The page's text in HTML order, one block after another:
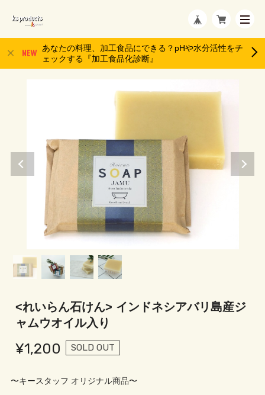
あなたの料理、加工食品にできる？pHや水分活性をチ
ェックする『加工食品化診断』
<れいらん石けん> インドネシアバリ島産ジ
ャムウオイル入り
¥1,200 SOLD OUT
〜キースタッフ オリジナル商品〜